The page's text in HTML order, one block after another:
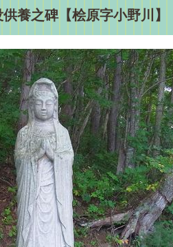
養之碑【桧原字小野川】